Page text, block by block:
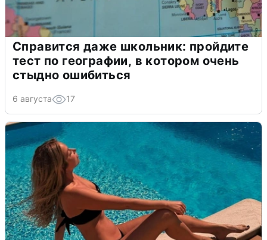
Справится даже школьник: пройдите
тест по географии, в котором очень
стыдно ошибиться
6 августа 17